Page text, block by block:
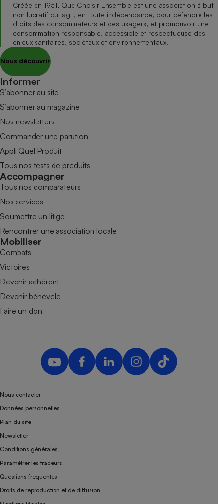
Créée en 1951, Que Choisir Ensemble est une association à but
non lucratif qui agit, en toute indépendance, pour défendre les
droits des consommateurs et des usagers, et promouvoir une
consommation responsable, accessible et respectueuse des
enjeux sanitaires, sociétaux et environnementaux.
Nous découvrir
Informer
S’abonner au site
S’abonner au magazine
Nos newsletters
Commander une parution
Appli Quel Produit
Tous nos tests de produits
Accompagner
Tous nos comparateurs
Nos services
Soumettre un litige
Rencontrer une association locale
Mobiliser
Combats
Victoires
Devenir adhérent
Devenir bénévole
Faire un don
Nous contacter
Données personnelles
Plan du site
Newsletter
Conditions générales
Paramétrer les traceurs
Questions fréquentes
Droits de reproduction et de diffusion